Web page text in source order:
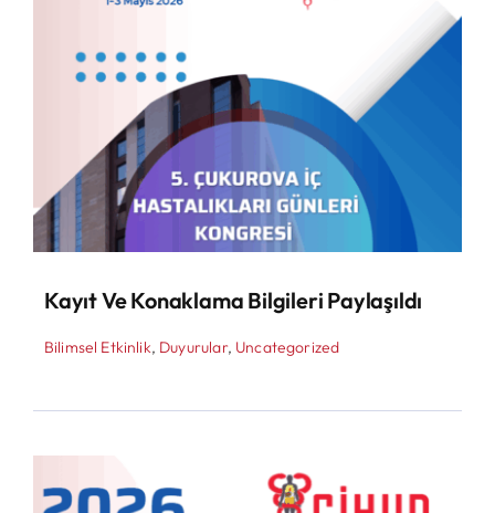
Kayıt Ve Konaklama Bilgileri Paylaşıldı
Bilimsel Etkinlik, Duyurular, Uncategorized